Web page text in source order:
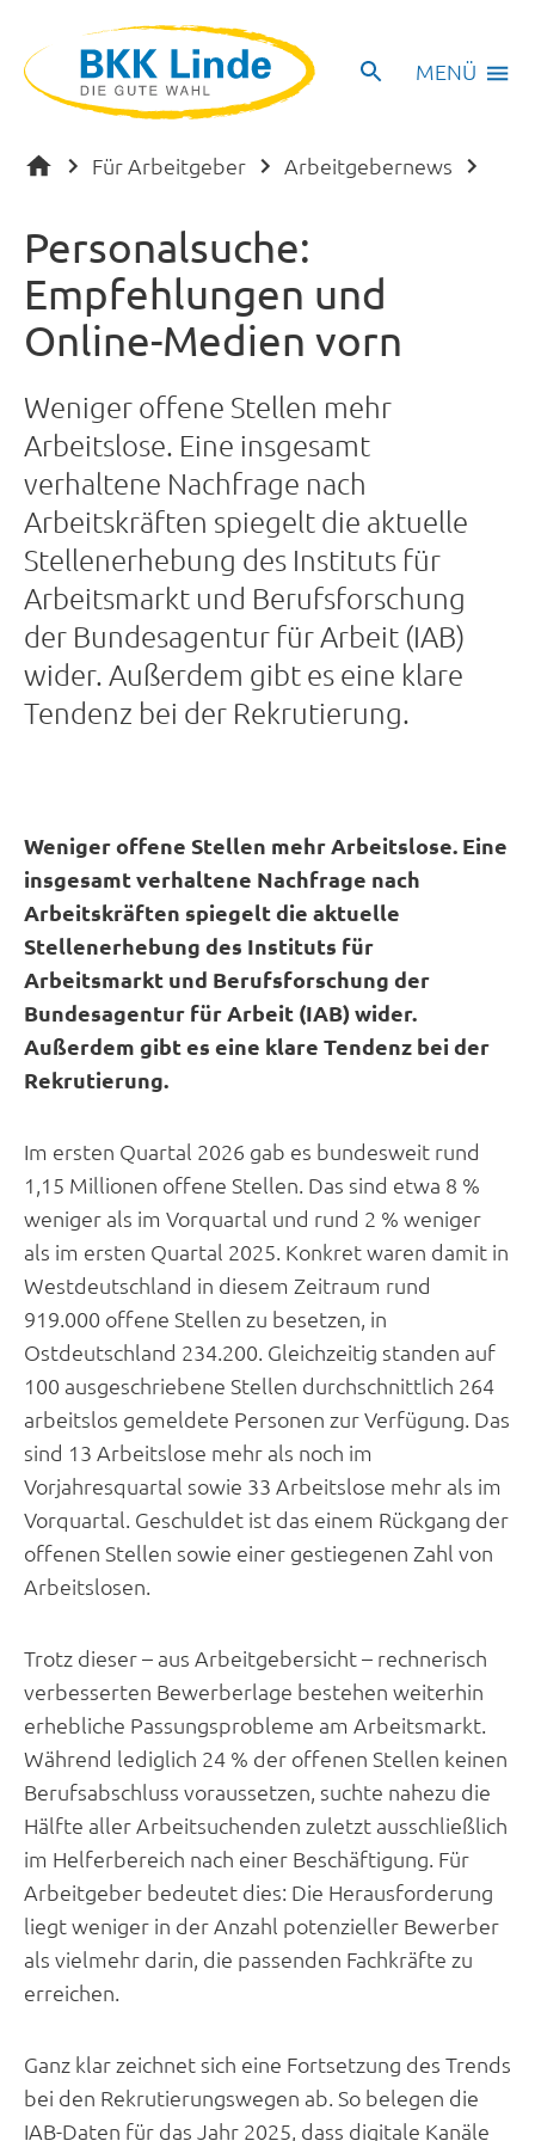
MENÜ
Für Arbeitgeber Arbeitgebernews
Personalsuche:
Empfehlungen und
Online-Medien vorn
Weniger offene Stellen mehr
Arbeitslose. Eine insgesamt
verhaltene Nachfrage nach
Arbeitskräften spiegelt die aktuelle
Stellenerhebung des Instituts für
Arbeitsmarkt und Berufsforschung
der Bundesagentur für Arbeit (IAB)
wider. Außerdem gibt es eine klare
Tendenz bei der Rekrutierung.
Weniger offene Stellen mehr Arbeitslose. Eine
insgesamt verhaltene Nachfrage nach
Arbeitskräften spiegelt die aktuelle
Stellenerhebung des Instituts für
Arbeitsmarkt und Berufsforschung der
Bundesagentur für Arbeit (IAB) wider.
Außerdem gibt es eine klare Tendenz bei der
Rekrutierung.
Im ersten Quartal 2026 gab es bundesweit rund
1,15 Millionen offene Stellen. Das sind etwa 8 %
weniger als im Vorquartal und rund 2 % weniger
als im ersten Quartal 2025. Konkret waren damit in
Westdeutschland in diesem Zeitraum rund
919.000 offene Stellen zu besetzen, in
Ostdeutschland 234.200. Gleichzeitig standen auf
100 ausgeschriebene Stellen durchschnittlich 264
arbeitslos gemeldete Personen zur Verfügung. Das
sind 13 Arbeitslose mehr als noch im
Vorjahresquartal sowie 33 Arbeitslose mehr als im
Vorquartal. Geschuldet ist das einem Rückgang der
offenen Stellen sowie einer gestiegenen Zahl von
Arbeitslosen.
Trotz dieser – aus Arbeitgebersicht – rechnerisch
verbesserten Bewerberlage bestehen weiterhin
erhebliche Passungsprobleme am Arbeitsmarkt.
Während lediglich 24 % der offenen Stellen keinen
Berufsabschluss voraussetzen, suchte nahezu die
Hälfte aller Arbeitsuchenden zuletzt ausschließlich
im Helferbereich nach einer Beschäftigung. Für
Arbeitgeber bedeutet dies: Die Herausforderung
liegt weniger in der Anzahl potenzieller Bewerber
als vielmehr darin, die passenden Fachkräfte zu
erreichen.
Ganz klar zeichnet sich eine Fortsetzung des Trends
bei den Rekrutierungswegen ab. So belegen die
IAB-Daten für das Jahr 2025, dass digitale Kanäle